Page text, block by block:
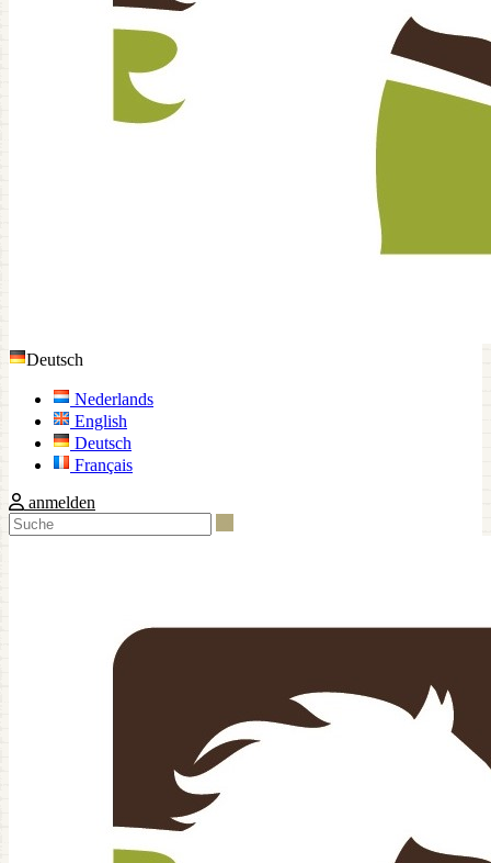
Deutsch
Nederlands
English
Deutsch
Français
anmelden